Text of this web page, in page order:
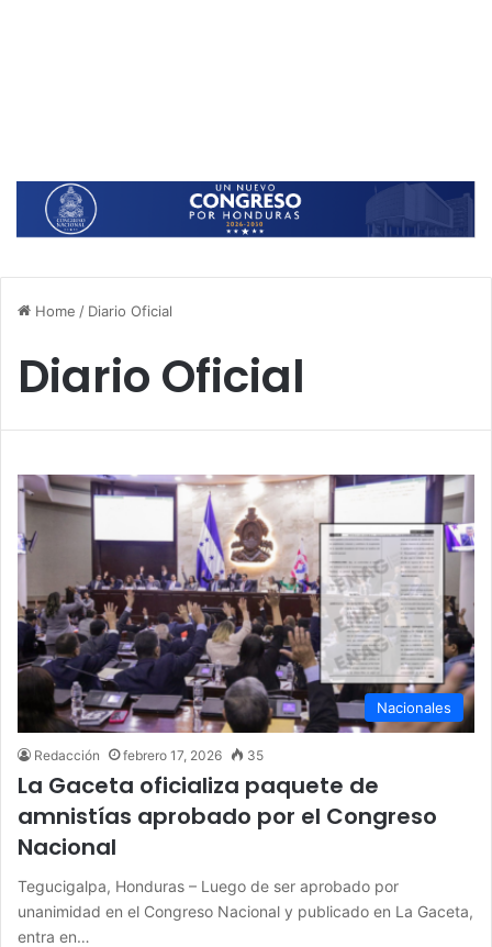
Home / Diario Oficial
Diario Oficial
Nacionales
Redacción febrero 17, 2026 35
La Gaceta oficializa paquete de
amnistías aprobado por el Congreso
Nacional
Tegucigalpa, Honduras – Luego de ser aprobado por
unanimidad en el Congreso Nacional y publicado en La Gaceta,
entra en…